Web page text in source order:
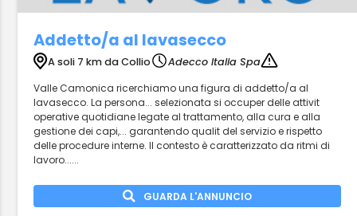
Addetto/a al lavasecco
A soli 7 km da Collio
Adecco Italia Spa
Valle Camonica ricerchiamo una figura di addetto/a al
lavasecco. La persona... selezionata si occuper delle attivit
operative quotidiane legate al trattamento, alla cura e alla
gestione dei capi,... garantendo qualit del servizio e rispetto
delle procedure interne. Il contesto è caratterizzato da ritmi di
lavoro......
GUARDA L'ANNUNCIO